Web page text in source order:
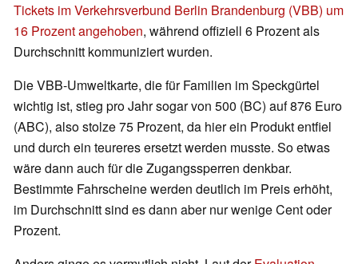
Tickets im Verkehrsverbund Berlin Brandenburg (VBB) um
16 Prozent angehoben, während offiziell 6 Prozent als
Durchschnitt kommuniziert wurden.
Die VBB-Umweltkarte, die für Familien im Speckgürtel
wichtig ist, stieg pro Jahr sogar von 500 (BC) auf 876 Euro
(ABC), also stolze 75 Prozent, da hier ein Produkt entfiel
und durch ein teureres ersetzt werden musste. So etwas
wäre dann auch für die Zugangssperren denkbar.
Bestimmte Fahrscheine werden deutlich im Preis erhöht,
im Durchschnitt sind es dann aber nur wenige Cent oder
Prozent.